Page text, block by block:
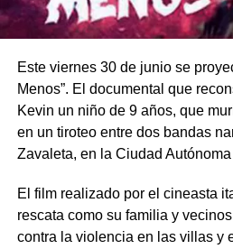
Este viernes 30 de junio se
Menos”. El documental que
Kevin un niño de 9 años, que
en un tiroteo entre dos bandas
Zavaleta, en la Ciudad
El film realizado por el cineasta
rescata como su familia y
contra la violencia en las villas y